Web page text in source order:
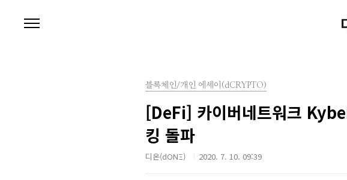
블록체인/개인 에세이(dCRYPTO)
[DeFi] 카이버네트워크
킹 돌파
디온(dONΞ) 2020. 7. 10. 09:39